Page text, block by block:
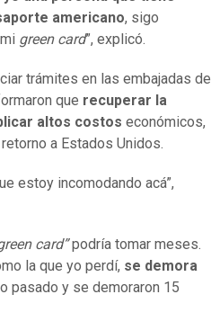
americano, sigo
green card”, explicó.
trámites en las embajadas de
que recuperar la
altos costos económicos,
a Estados Unidos.
estoy incomodando acá”,
card”podría tomar meses.
la que yo perdí, se demora
pasado y se demoraron 15